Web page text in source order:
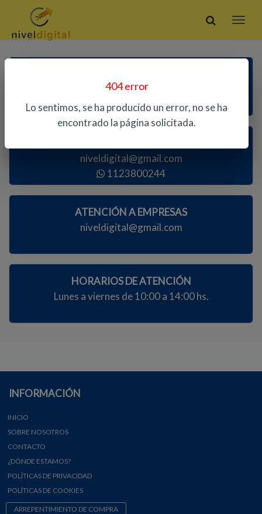
404 error
Lo sentimos, se ha producido un error, no se ha
encontrado la página solicitada.
niveldigital@gmail.com
1123800244
ATENCIÓN A EMPRESAS
niveldigital@gmail.com
HORARIOS DE ATENCIÓN
Lunes a viernes de 10:00 a 14:00 hs.
INFORMACIÓN
INICIO
SOBRE NOSOTROS
CONTACTO
¿DÓNDE ESTAMOS?
POLÍTICAS DE PRIVACIDAD
POLÍTICAS DE COOKIES
ARREPENTIMIENTO DE COMPRA